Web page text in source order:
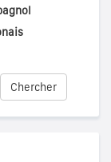
Chercher